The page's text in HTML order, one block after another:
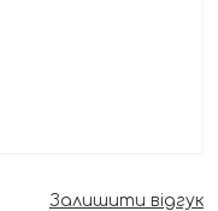
Залишити відгук